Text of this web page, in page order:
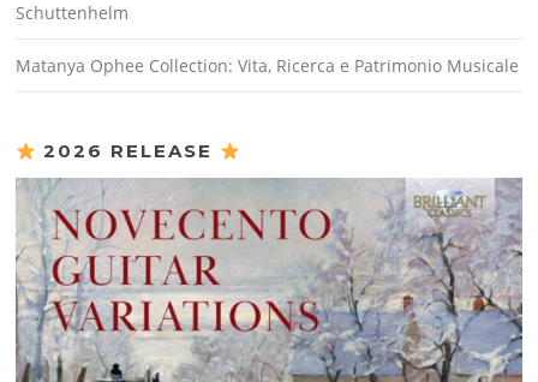
Schuttenhelm
Matanya Ophee Collection: Vita, Ricerca e Patrimonio Musicale
2026 RELEASE